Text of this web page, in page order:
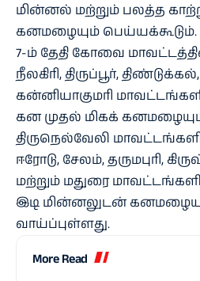
மின்னல் மற்றும் பலத்த
கனமழையும் பெய்யக்கூடும்.
7-ம் தேதி கோவை
நீலகிரி, திருப்பூர்,
கன்னியாகுமரி
கன முதல் மிகக்
திருநெல்வேலி
ஈரோடு, சேலம், தருமபுரி,
மற்றும் மதுரை
இடி மின்னலுடன்
வாய்ப்புள்ளது.
More Read